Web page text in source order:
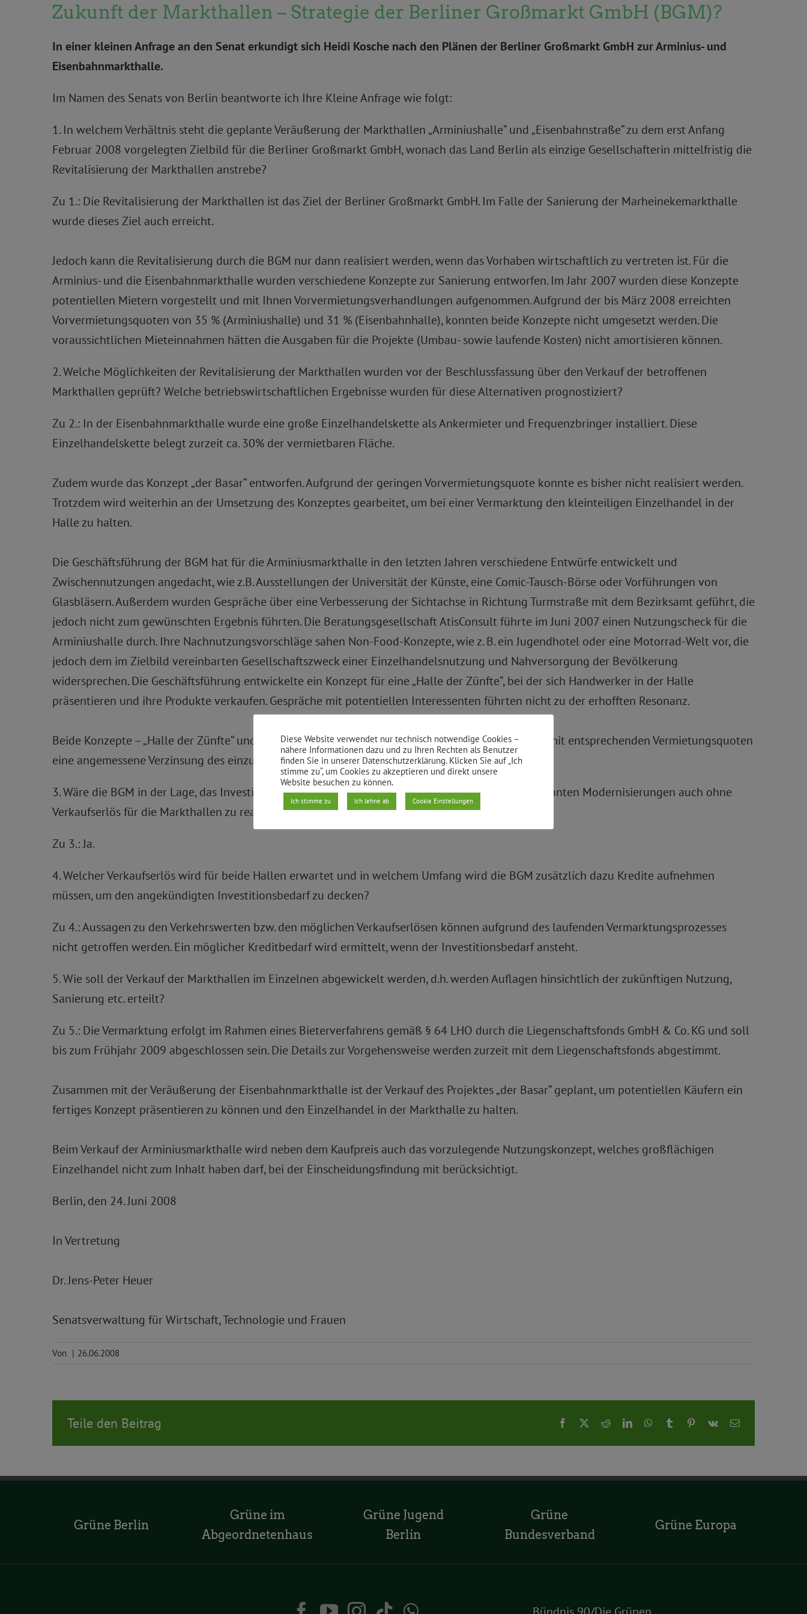
Zukunft der Markthallen – Strategie der Berliner Großmarkt GmbH (BGM)?
In einer kleinen Anfrage an den Senat erkundigt sich Heidi Kosche nach den Plänen der Berliner Großmarkt GmbH zur Arminius- und
Eisenbahnmarkthalle.
Im Namen des Senats von Berlin beantworte ich Ihre Kleine Anfrage wie folgt:
1. In welchem Verhältnis steht die geplante Veräußerung der Markthallen „Arminiushalle“ und „Eisenbahnstraße“ zu dem erst Anfang
Februar 2008 vorgelegten Zielbild für die Berliner Großmarkt GmbH, wonach das Land Berlin als einzige Gesellschafterin mittelfristig die
Revitalisierung der Markthallen anstrebe?
Zu 1.: Die Revitalisierung der Markthallen ist das Ziel der Berliner Großmarkt GmbH. Im Falle der Sanierung der Marheinekemarkthalle
wurde dieses Ziel auch erreicht.
Jedoch kann die Revitalisierung durch die BGM nur dann realisiert werden, wenn das Vorhaben wirtschaftlich zu vertreten ist. Für die
Arminius- und die Eisenbahnmarkthalle wurden verschiedene Konzepte zur Sanierung entworfen. Im Jahr 2007 wurden diese Konzepte
potentiellen Mietern vorgestellt und mit Ihnen Vorvermietungsverhandlungen aufgenommen. Aufgrund der bis März 2008 erreichten
Vorvermietungsquoten von 35 % (Arminiushalle) und 31 % (Eisenbahnhalle), konnten beide Konzepte nicht umgesetzt werden. Die
voraussichtlichen Mieteinnahmen hätten die Ausgaben für die Projekte (Umbau- sowie laufende Kosten) nicht amortisieren können.
2. Welche Möglichkeiten der Revitalisierung der Markthallen wurden vor der Beschlussfassung über den Verkauf der betroffenen
Markthallen geprüft? Welche betriebswirtschaftlichen Ergebnisse wurden für diese Alternativen prognostiziert?
Zu 2.: In der Eisenbahnmarkthalle wurde eine große Einzelhandelskette als Ankermieter und Frequenzbringer installiert. Diese
Einzelhandelskette belegt zurzeit ca. 30% der vermietbaren Fläche.
Zudem wurde das Konzept „der Basar“ entworfen. Aufgrund der geringen Vorvermietungsquote konnte es bisher nicht realisiert werden.
Trotzdem wird weiterhin an der Umsetzung des Konzeptes gearbeitet, um bei einer Vermarktung den kleinteiligen Einzelhandel in der
Halle zu halten.
Die Geschäftsführung der BGM hat für die Arminiusmarkthalle in den letzten Jahren verschiedene Entwürfe entwickelt und
Zwischennutzungen angedacht, wie z.B. Ausstellungen der Universität der Künste, eine Comic-Tausch-Börse oder Vorführungen von
Glasbläsern. Außerdem wurden Gespräche über eine Verbesserung der Sichtachse in Richtung Turmstraße mit dem Bezirksamt geführt, die
jedoch nicht zum gewünschten Ergebnis führten. Die Beratungsgesellschaft AtisConsult führte im Juni 2007 einen Nutzungscheck für die
Arminiushalle durch. Ihre Nachnutzungsvorschläge sahen Non-Food-Konzepte, wie z. B. ein Jugendhotel oder eine Motorrad-Welt vor, die
jedoch dem im Zielbild vereinbarten Gesellschaftszweck einer Einzelhandelsnutzung und Nahversorgung der Bevölkerung
widersprechen. Die Geschäftsführung entwickelte ein Konzept für eine „Halle der Zünfte“, bei der sich Handwerker in der Halle
präsentieren und ihre Produkte verkaufen. Gespräche mit potentiellen Interessenten führten nicht zu der erhofften Resonanz.
Beide Konzepte – „Halle der Zünfte“ und „Der Basar“ – würden bei einer erfolgreichen Umsetzung mit entsprechenden Vermietungsquoten
eine angemessene Verzinsung des einzusetzenden Kapitals bringen.
3. Wäre die BGM in der Lage, das Investitionsvorhaben Blumengroßmarkt sowie die weiteren geplanten Modernisierungen auch ohne
Verkaufserlös für die Markthallen zu realisieren?
Zu 3.: Ja.
4. Welcher Verkaufserlös wird für beide Hallen erwartet und in welchem Umfang wird die BGM zusätzlich dazu Kredite aufnehmen
müssen, um den angekündigten Investitionsbedarf zu decken?
Zu 4.: Aussagen zu den Verkehrswerten bzw. den möglichen Verkaufserlösen können aufgrund des laufenden Vermarktungsprozesses
nicht getroffen werden. Ein möglicher Kreditbedarf wird ermittelt, wenn der Investitionsbedarf ansteht.
5. Wie soll der Verkauf der Markthallen im Einzelnen abgewickelt werden, d.h. werden Auflagen hinsichtlich der zukünftigen Nutzung,
Sanierung etc. erteilt?
Zu 5.: Die Vermarktung erfolgt im Rahmen eines Bieterverfahrens gemäß § 64 LHO durch die Liegenschaftsfonds GmbH & Co. KG und soll
bis zum Frühjahr 2009 abgeschlossen sein. Die Details zur Vorgehensweise werden zurzeit mit dem Liegenschaftsfonds abgestimmt.
Zusammen mit der Veräußerung der Eisenbahnmarkthalle ist der Verkauf des Projektes „der Basar“ geplant, um potentiellen Käufern ein
fertiges Konzept präsentieren zu können und den Einzelhandel in der Markthalle zu halten.
Beim Verkauf der Arminiusmarkthalle wird neben dem Kaufpreis auch das vorzulegende Nutzungskonzept, welches großflächigen
Einzelhandel nicht zum Inhalt haben darf, bei der Einscheidungsfindung mit berücksichtigt.
Berlin, den 24. Juni 2008
In Vertretung
Dr. Jens-Peter Heuer
Senatsverwaltung für Wirtschaft, Technologie und Frauen
Von | 26.06.2008
Teile den Beitrag Facebook RedditLinkedInWhatsApp
Tumblr Pinterest
Vk
E-
Grüne Berlin
Grüne im
Abgeordnetenhaus
Grüne Jugend
Berlin
Grüne
Bundesverband
Grüne Europa
Diese Website verwendet nur technisch notwendige Cookies –
nähere Informationen dazu und zu Ihren Rechten als Benutzer
finden Sie in unserer Datenschutzerklärung. Klicken Sie auf „Ich
stimme zu“, um Cookies zu akzeptieren und direkt unsere
Website besuchen zu können.
Ich stimme zu Ich lehne ab Cookie Einstellungen